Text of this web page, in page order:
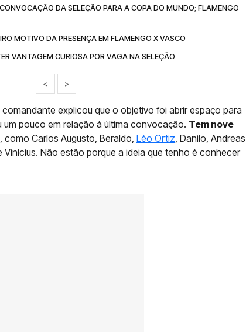
DA SELEÇÃO PARA A COPA DO MUNDO; FLAMENGO
MOTIVO DA PRESENÇA EM FLAMENGO X VASCO
VANTAGEM CURIOSA POR VAGA NA SELEÇÃO
< >
explicou que o objetivo foi abrir espaço para
um pouco em relação à última convocação. Tem nove
, como Carlos Augusto, Beraldo, Léo Ortiz, Danilo, Andreas
Vinícius. Não estão porque a ideia que tenho é conhecer